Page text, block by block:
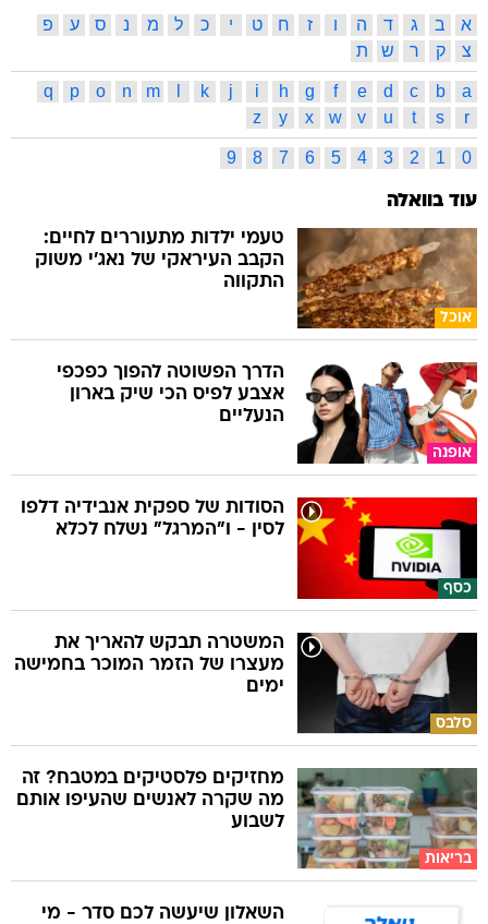
א ב ג ד ה ו ז ח ט י כ ל מ נ ס ע
פ
צ
ק ר ש ת
a
b
c
d
e
f
g
h
i
j
k
m
n
o
p
q
r
s
t
u
v
w
x
y
z
0
1
2
3
4
5
6
7
8
9
עוד בוואלה
אוכל
טעמי ילדות מתעוררים לחיים:
הקבב העיראקי של נאג׳י משוק
התקווה
אופנה
הדרך הפשוטה להפוך כפכפי
אצבע לפיס הכי שיק בארון
הנעליים
כסף
הסודות של ספקית אנבידיה דלפו
לסין - ו"המרגל" נשלח לכלא
סלבס
המשטרה תבקש להאריך את
מעצרו של הזמר המוכר בחמישה
ימים
בריאות
מחזיקים פלסטיקים במטבח? זה
מה שקרה לאנשים שהעיפו אותם
לשבוע
השאלון שיעשה לכם סדר - מי